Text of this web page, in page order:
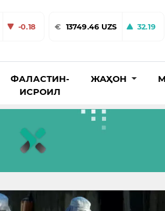
-0.18 € 13749.46 UZS 32.19
ФАЛАСТИН-
ИСРОИЛ
ЖАҲОН